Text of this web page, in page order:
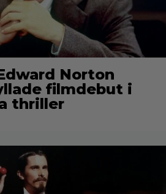
Norton
filmdebut i
thriller